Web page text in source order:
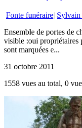
Fonte funéraire| Sylvain
Ensemble de portes de
visible :oui propriétaires
sont marquées e...
31 octobre 2011
1558 vues au total, 0